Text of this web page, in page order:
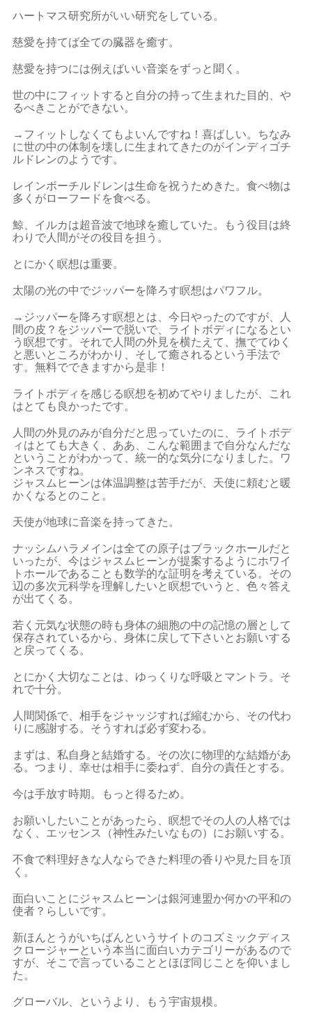
ハートマス研究所がいい研究をしている。
慈愛を持てば全ての臓器を癒す。
慈愛を持つには例えばいい音楽をずっと聞く。
世の中にフィットすると自分の持って生まれた目的、や
るべきことができない。
→フィットしなくてもよいんですね！喜ばしい。ちなみ
に世の中の体制を壊しに生まれてきたのがインディゴチ
ルドレンのようです。
レインボーチルドレンは生命を祝うためきた。食べ物は
多くがローフードを食べる。
鯨、イルカは超音波で地球を癒していた。もう役目は終
わりで人間がその役目を担う。
とにかく瞑想は重要。
太陽の光の中でジッパーを降ろす瞑想はパワフル。
→ジッパーを降ろす瞑想とは、今日やったのですが、人
間の皮？をジッパーで脱いで、ライトボディになるとい
う瞑想です。それで人間の外見を横たえて、撫でてゆく
と悪いところがわかり、そして癒されるという手法で
す。無料でできますから是非！
ライトボディを感じる瞑想を初めてやりましたが、これ
はとても良かったです。
人間の外見のみが自分だと思っていたのに、ライトボデ
ィはとても大きく、ああ、こんな範囲まで自分なんだな
ということがわかって、統一的な気分になりました。ワ
ンネスですね。
ジャスムヒーンは体温調整は苦手だが、天使に頼むと暖
かくなるとのこと。
天使が地球に音楽を持ってきた。
ナッシムハラメインは全ての原子はブラックホールだと
いったが、今はジャスムヒーンが提案するようにホワイ
トホールであることも数学的な証明を考えている。その
辺の多次元科学を理解したいと瞑想でいうと、色々答え
が出てくる。
若く元気な状態の時も身体の細胞の中の記憶の層として
保存されているから、身体に戻して下さいとお願いする
と戻ってくる。
とにかく大切なことは、ゆっくりな呼吸とマントラ。そ
れで十分。
人間関係で、相手をジャッジすれば縮むから、その代わ
りに感謝する。そうすれば必ず変わる。
まずは、私自身と結婚する。その次に物理的な結婚があ
る。つまり、幸せは相手に委ねず、自分の責任とする。
今は手放す時期。もっと得るため。
お願いしたいことがあったら、瞑想でその人の人格では
なく、エッセンス（神性みたいなもの）にお願いする。
不食で料理好きな人ならできた料理の香りや見た目を頂
く。
面白いことにジャスムヒーンは銀河連盟か何かの平和の
使者？らしいです。
新ほんとうがいちばんというサイトのコズミックディス
クロージャーという本当に面白いカテゴリーがあるので
すが、そこで言っていることとほぼ同じことを仰いまし
た。
グローバル、というより、もう宇宙規模。